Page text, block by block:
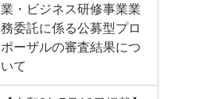
業・ビジネス研修事業業
務委託に係る公募型プロ
ポーザルの審査結果につ
いて